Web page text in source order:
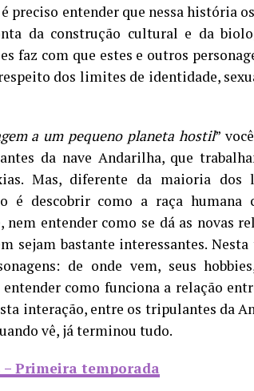
preciso entender que nessa história
da construção cultural e da
faz com que estes e outros
dos limites de identidade,
a um pequeno planeta hostil”
da nave Andarilha, que
Mas, diferente da maioria
é descobrir como a raça
nem entender como se dá as novas
sejam bastante interessantes.
de onde vem, seus
como funciona a relação
interação, entre os tripulantes da
vê, já terminou tudo.
– Primeira temporada